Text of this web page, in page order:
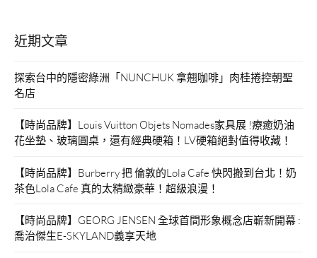
近期文章
探索台中的隱密綠洲「NUNCHUK 拿翹咖啡」肉桂捲控朝聖
名店
【時尚品牌】Louis Vuitton Objets Nomades家具展 !療癒奶油
花坐墊、玻璃圓桌，還有經典硬箱！LV硬箱絕對值得收藏！
【時尚品牌】Burberry 把 倫敦的Lola Cafe 快閃搬到台北！奶
茶色Lola Cafe 真的太精緻豪華！超級浪漫！
【時尚品牌】GEORG JENSEN 全球首間形象概念店嶄新開幕 :
喬治傑生E-SKYLAND義享天地